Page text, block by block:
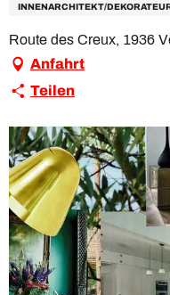
INNENARCHITEKT/
Route des Creux, 1936
Anfahrt
Teilen